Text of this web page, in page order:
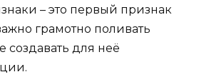
– это первый признак
грамотно поливать
создавать для неё